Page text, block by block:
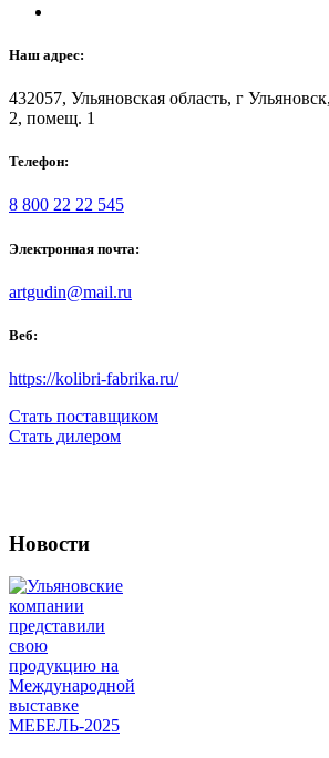
Наш адрес:
432057, Ульяновская область, г
2, помещ. 1
Телефон:
8 800 22 22 545
Электронная почта:
artgudin@mail.ru
Веб:
https://kolibri-fabrika.ru/
Стать поставщиком
Стать дилером
Новости